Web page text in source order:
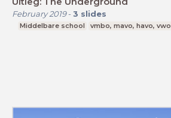
February 2019- 3 slides
Middelbare school vmbo, mavo, havo, vwo